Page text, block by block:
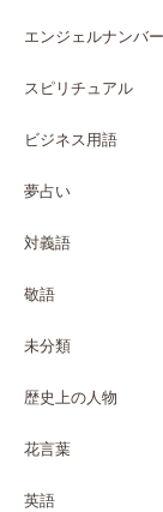
エンジェルナンバー
スピリチュアル
ビジネス用語
夢占い
対義語
敬語
未分類
歴史上の人物
花言葉
英語